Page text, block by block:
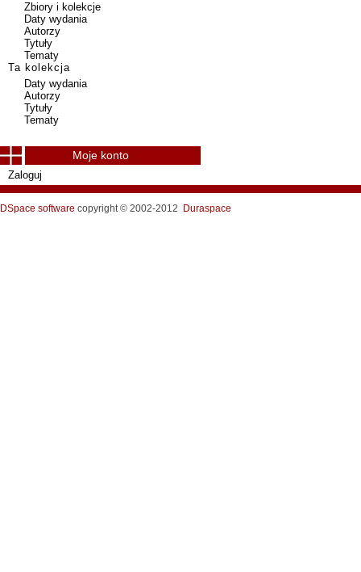
Zbiory i kolekcje
Daty wydania
Autorzy
Tytuły
Tematy
Ta kolekcja
Daty wydania
Autorzy
Tytuły
Tematy
Moje konto
Zaloguj
DSpace software copyright © 2002-2012 Duraspace